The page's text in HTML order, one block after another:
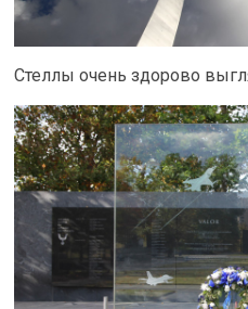
Стеллы очень здорово